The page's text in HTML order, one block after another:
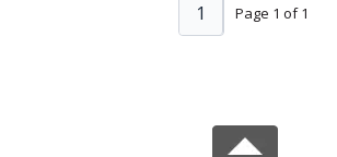
Page 1 of 1
1